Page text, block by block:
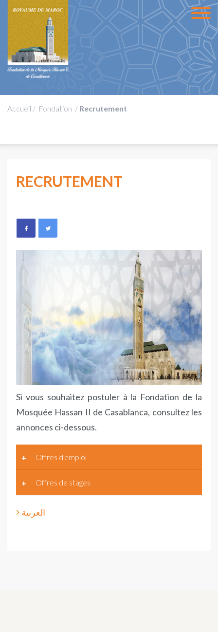
Accueil / Fondation / Recrutement
RECRUTEMENT
Si vous souhaitez postuler à la Fondation de la
Mosquée Hassan II de Casablanca, consultez les
annonces ci-dessous.
Offres d'emploi
Offres de stages
العربية